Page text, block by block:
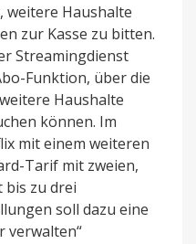
weitere Haushalte
zur Kasse zu bitten.
Streamingdienst
Funktion, über die
Haushalte
können. Im
mit einem weiteren
Tarif mit zweien,
bis zu drei
soll dazu eine
verwalten“